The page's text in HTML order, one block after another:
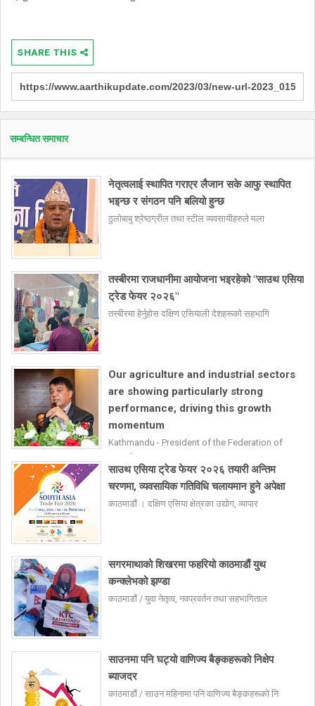
SHARE THIS
सम्बन्धित समाचार
नेतृत्वलाई स्थापित गराएर लैजान सके आफु स्थापित
भइन्छ र संगठन पनि बलियो हुन्छ
ठुलोबाबु श्रेष्ठग्रील तथा स्टील व्यवसायीहरुले मला
तस्बीरमा राजधानीमा आयोजना भइरहेको "साउथ एसिया
ट्रेड फेयर २०२६"
तस्बीरमा हेर्नुहोस दक्षिण एसियाली देशहरूको सहभागि
Our agriculture and industrial sectors
are showing particularly strong
performance, driving this growth
momentum
Kathmandu - President of the Federation of
Nepale
साउथ एसिया ट्रेड फेयर २०२६ तयारी अन्तिम
चरणमा, व्यवसायिक गतिविधि चलायमान हुने अपेक्षा
काठमाडौं । दक्षिण एसिया क्षेत्रका उद्योग, व्यापार
सगरमाथाको शिखरमा फहरियो काठमाडौं युथ
कन्क्लेभको झण्डा
काठमाडौं / युवा नेतृत्व, नवप्रवर्तन तथा सहभागिताल
साउनमा पनि घट्यो वाणिज्य बैङ्कहरूको निक्षेप
ब्याजदर
काठमाडौं / साउन महिनामा पनि वाणिज्य बैङ्कहरूको नि